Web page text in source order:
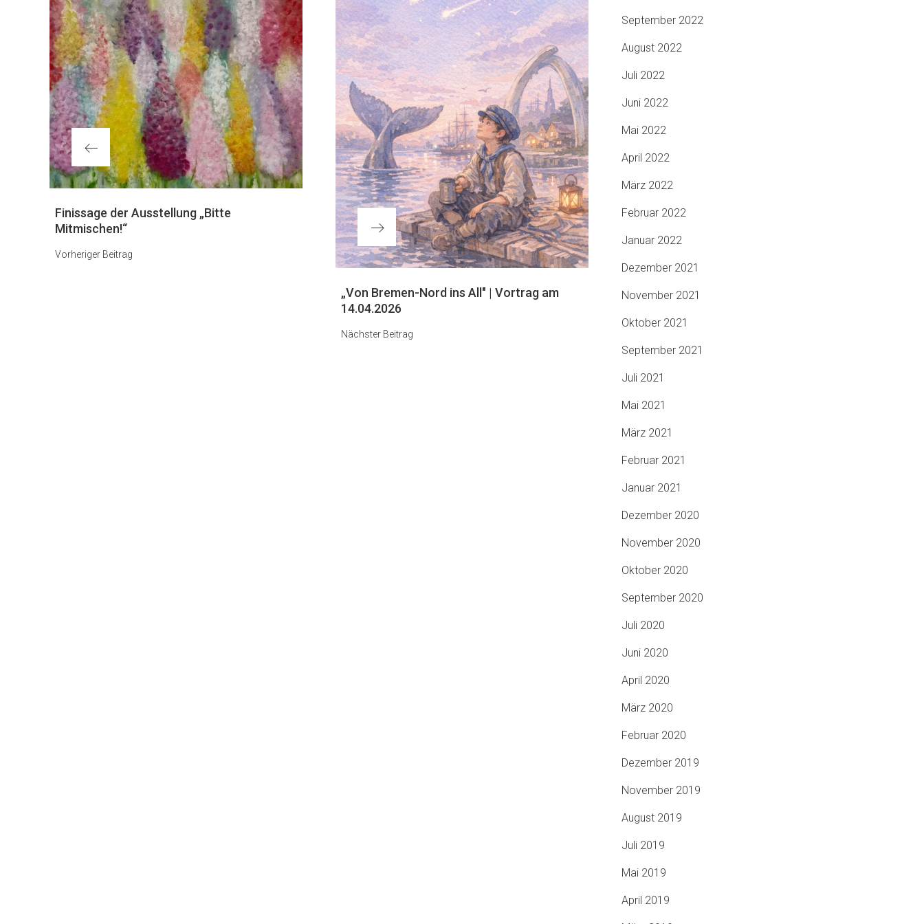
Nächster
Beitrag
„Von Bremen-Nord ins All" | Vortrag am
14.04.2026
Nächster Beitrag
Vorheriger
Beitrag
Finissage der Ausstellung „Bitte
Mitmischen!“
Vorheriger Beitrag
September 2022
August 2022
Juli 2022
Juni 2022
Mai 2022
April 2022
März 2022
Februar 2022
Januar 2022
Dezember 2021
November 2021
Oktober 2021
September 2021
Juli 2021
Mai 2021
März 2021
Februar 2021
Januar 2021
Dezember 2020
November 2020
Oktober 2020
September 2020
Juli 2020
Juni 2020
April 2020
März 2020
Februar 2020
Dezember 2019
November 2019
August 2019
Juli 2019
Mai 2019
April 2019